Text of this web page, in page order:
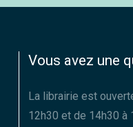
Vous avez une
La librairie est
12h30 et de 14h30 à